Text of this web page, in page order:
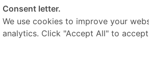
တည်နေရာ*
Consent letter.
We use cookies to improve your
analytics. Click "Accept All" to